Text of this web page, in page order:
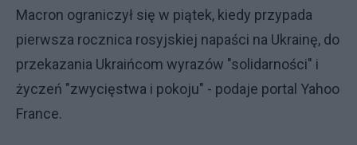
Macron ograniczył się w piątek, kiedy przypada
pierwsza rocznica rosyjskiej napaści na Ukrainę, do
przekazania Ukraińcom wyrazów "solidarności" i
życzeń "zwycięstwa i pokoju" - podaje portal Yahoo
France.